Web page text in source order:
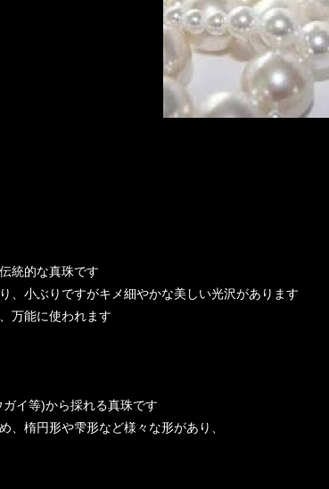
統的な真珠です
、小ぶりですがキメ細やかな美しい光沢があります
万能に使われます
イ等)から採れる真珠です
、楕円形や雫形など様々な形があり、